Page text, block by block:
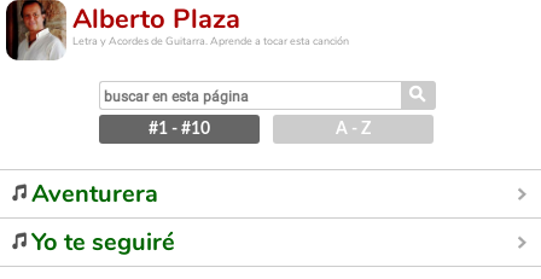
Alberto Plaza
Letra y Acordes de Guitarra. Aprende a tocar esta canción
⚲
#1 - #10 A - Z
Aventurera
Yo te seguiré